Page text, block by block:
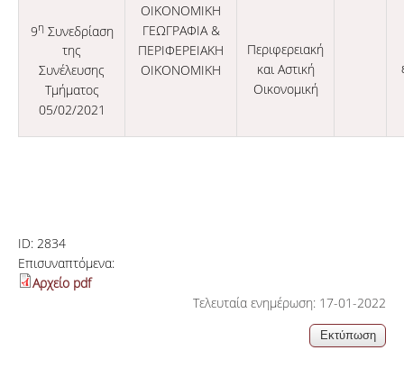
9η Συνεδρίαση
της
Συνέλευσης
Τμήματος
05/02/2021
ΟΙΚΟΝΟΜΙΚΗ
ΓΕΩΓΡΑΦΙΑ &
ΠΕΡΙΦΕΡΕΙΑΚΗ
ΟΙΚΟΝΟΜΙΚΗ
Περιφερειακή
και Αστική
Οικονομική
ID: 2834
Επισυναπτόμενα:
Αρχείο pdf
Τελευταία ενημέρωση: 17-01-2022